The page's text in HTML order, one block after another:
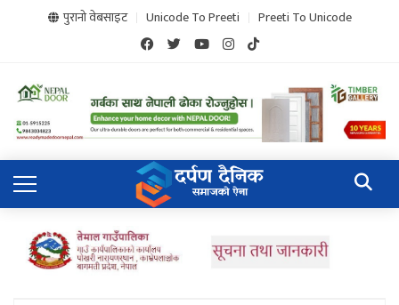
पुरानो वेबसाइट Unicode To Preeti Preeti To Unicode